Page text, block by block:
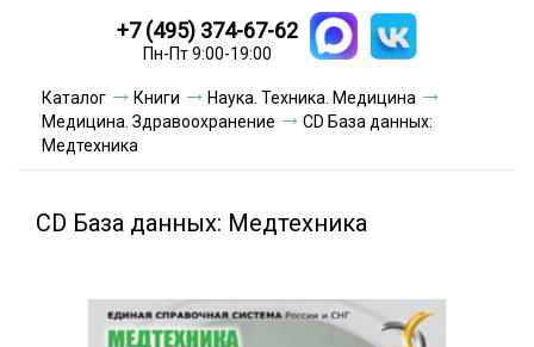
Новинки
Условия доставки
+7 (495) 374-67-62
Пн-Пт 9:00-19:00
Каталог Книги
Наука. Техника. Медицина
Медицина. Здравоохранение
CD База данных:
Медтехника
CD База данных: Медтехника